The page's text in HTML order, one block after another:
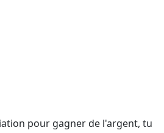
pour gagner de l'argent, tu